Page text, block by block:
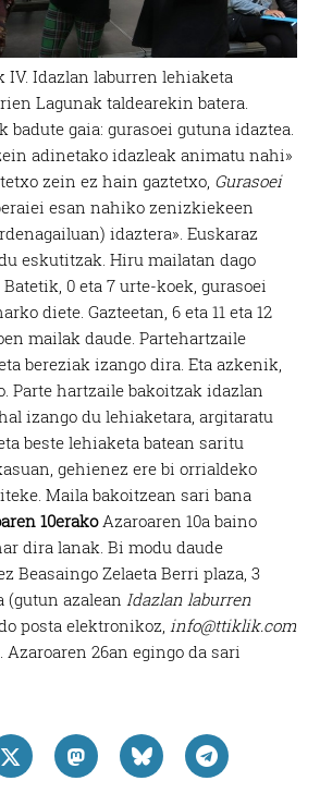
Idazlan laburren lehiaketa
Lagunak taldearekin batera.
badute gaia: gurasoei gutuna idaztea.
adinetako idazleak animatu nahi»
zein ez hain gaztetxo, Gurasoei
esan nahiko zenizkiekeen
idaztera». Euskaraz
eskutitzak. Hiru mailatan dago
0 eta 7 urte-koek, gurasoei
diete. Gazteetan, 6 eta 11 eta 12
mailak daude. Partehartzaile
bereziak izango dira. Eta azkenik,
Parte hartzaile bakoitzak idazlan
izango du lehiaketara, argitaratu
beste lehiaketa batean saritu
gehienez ere bi orrialdeko
Maila bakoitzean sari bana
10erakoAzaroaren 10a baino
dira lanak. Bi modu daude
Beasaingo Zelaeta Berri plaza, 3
(gutun azaleanIdazlan laburren
posta elektronikoz,info@ttiklik.com
Azaroaren 26an egingo da sari